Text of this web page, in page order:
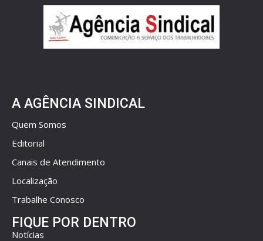
A AGÊNCIA SINDICAL
Quem Somos
Editorial
Canais de Atendimento
Localização
Trabalhe Conosco
FIQUE POR DENTRO
Notícias